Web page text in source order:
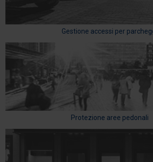
Gestione accessi per
Protezione aree pedonali